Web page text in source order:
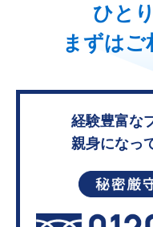
ひと
まずはご
経験豊富な
親身になっ